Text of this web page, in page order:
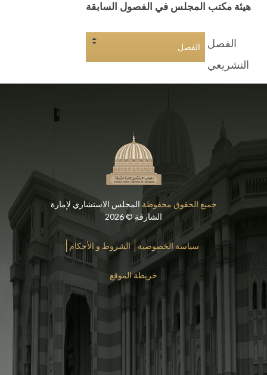
هيئة مكتب المجلس في الفصول السابقة
الفصل
التشريعي
جميع الحقوق محفوظة المجلس الاستشاري لإمارة
الشارقة © 2026
سياسة الخصوصية الشروط و الأحكام
خريطة الموقع